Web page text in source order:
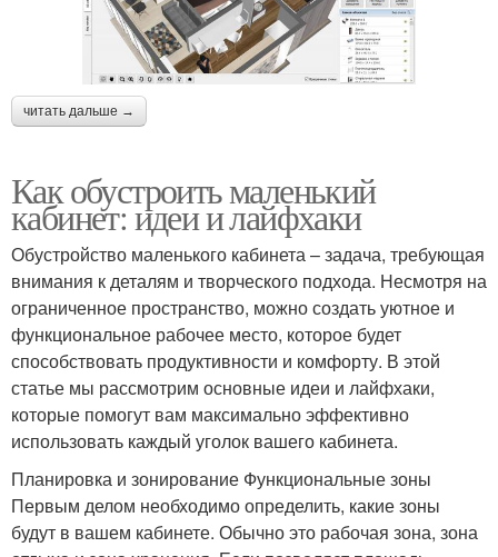
читать дальше →
Как обустроить маленький
кабинет: идеи и лайфхаки
Обустройство маленького кабинета – задача, требующая
внимания к деталям и творческого подхода. Несмотря на
ограниченное пространство, можно создать уютное и
функциональное рабочее место, которое будет
способствовать продуктивности и комфорту. В этой
статье мы рассмотрим основные идеи и лайфхаки,
которые помогут вам максимально эффективно
использовать каждый уголок вашего кабинета.
Планировка и зонирование Функциональные зоны
Первым делом необходимо определить, какие зоны
будут в вашем кабинете. Обычно это рабочая зона, зона